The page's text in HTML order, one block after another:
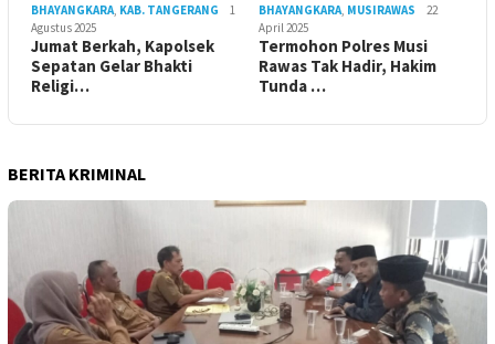
BHAYANGKARA KAB. TANGERANG
1
Agustus 2025
Jumat Berkah, Kapolsek
Sepatan Gelar Bhakti
Religi…
BHAYANGKARA MUSIRAWAS
22
April 2025
Termohon Polres Musi
Rawas Tak Hadir, Hakim
Tunda …
BERITA KRIMINAL